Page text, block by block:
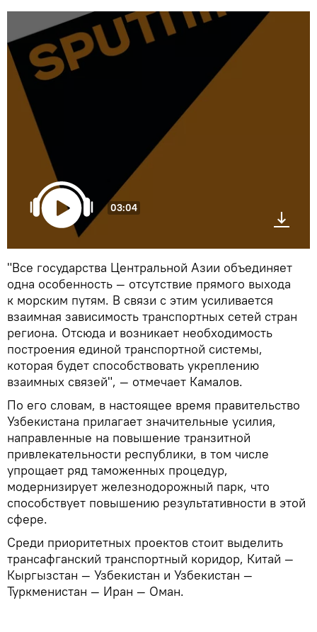
03:04
"Все государства Центральной Азии объединяет
одна особенность — отсутствие прямого выхода
к морским путям. В связи с этим усиливается
взаимная зависимость транспортных сетей стран
региона. Отсюда и возникает необходимость
построения единой транспортной системы,
которая будет способствовать укреплению
взаимных связей", — отмечает Камалов.
По его словам, в настоящее время правительство
Узбекистана прилагает значительные усилия,
направленные на повышение транзитной
привлекательности республики, в том числе
упрощает ряд таможенных процедур,
модернизирует железнодорожный парк, что
способствует повышению результативности в этой
сфере.
Среди приоритетных проектов стоит выделить
трансафганский транспортный коридор, Китай —
Кыргызстан — Узбекистан и Узбекистан —
Туркменистан — Иран — Оман.